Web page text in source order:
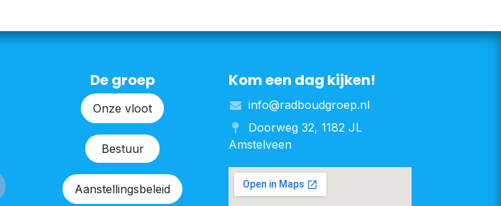
Kom een dag kijken!
info@radboudgroep.nl
Doorweg 32, 1182 JL
Amstelveen
De groep
Onze v​​loot
Bestu​​ur
Aanstellingsbeleid